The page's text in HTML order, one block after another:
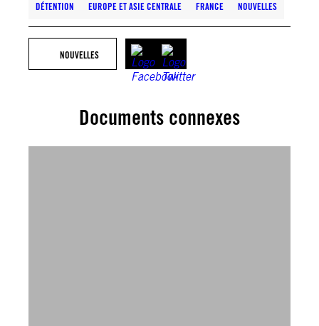
DÉTENTION EUROPE ET ASIE CENTRALE FRANCE NOUVELLES
NOUVELLES
Documents connexes